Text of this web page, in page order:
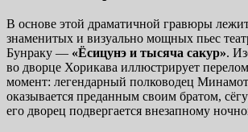
В основе этой драматичной гравюры
знаменитых и визуально мощных пьес
Бунраку — «Ёсицунэ и тысяча сакур».
во дворце Хорикава иллюстрирует
момент: легендарный полководец
оказывается преданным своим братом,
его дворец подвергается внезапному